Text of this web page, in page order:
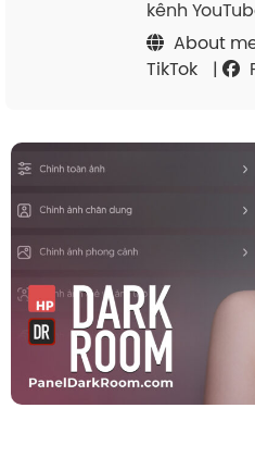
kênh
About
TikTok
|